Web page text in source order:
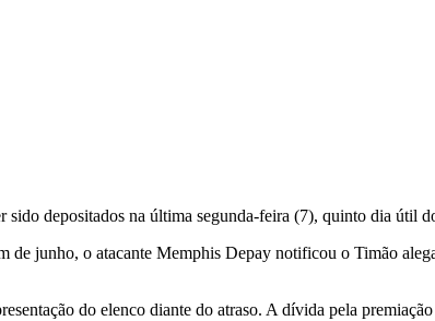
depositados na última segunda-feira (7), quinto dia útil
de junho, o atacante Memphis Depay notificou o Timão
do elenco diante do atraso. A dívida pela